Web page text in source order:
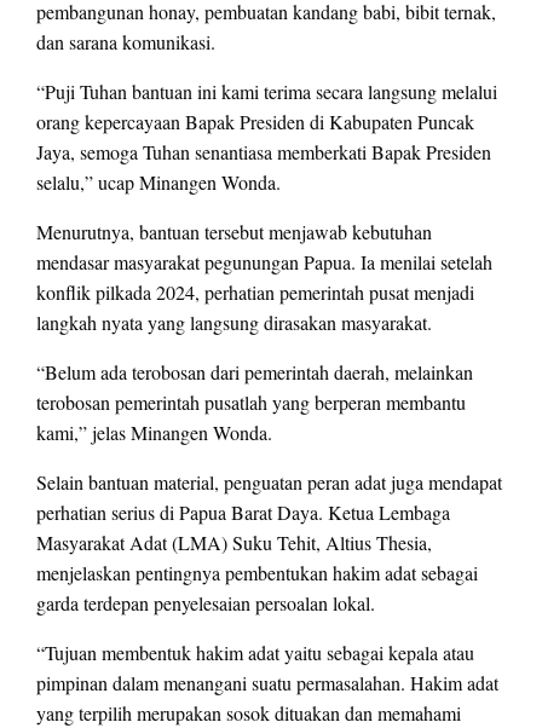
pembangunan honay, pembuatan kandang babi, bibit ternak,
dan sarana komunikasi.
“Puji Tuhan bantuan ini kami terima secara langsung melalui
orang kepercayaan Bapak Presiden di Kabupaten Puncak
Jaya, semoga Tuhan senantiasa memberkati Bapak Presiden
selalu,” ucap Minangen Wonda.
Menurutnya, bantuan tersebut menjawab kebutuhan
mendasar masyarakat pegunungan Papua. Ia menilai setelah
konflik pilkada 2024, perhatian pemerintah pusat menjadi
langkah nyata yang langsung dirasakan masyarakat.
“Belum ada terobosan dari pemerintah daerah, melainkan
terobosan pemerintah pusatlah yang berperan membantu
kami,” jelas Minangen Wonda.
Selain bantuan material, penguatan peran adat juga mendapat
perhatian serius di Papua Barat Daya. Ketua Lembaga
Masyarakat Adat (LMA) Suku Tehit, Altius Thesia,
menjelaskan pentingnya pembentukan hakim adat sebagai
garda terdepan penyelesaian persoalan lokal.
“Tujuan membentuk hakim adat yaitu sebagai kepala atau
pimpinan dalam menangani suatu permasalahan. Hakim adat
yang terpilih merupakan sosok dituakan dan memahami